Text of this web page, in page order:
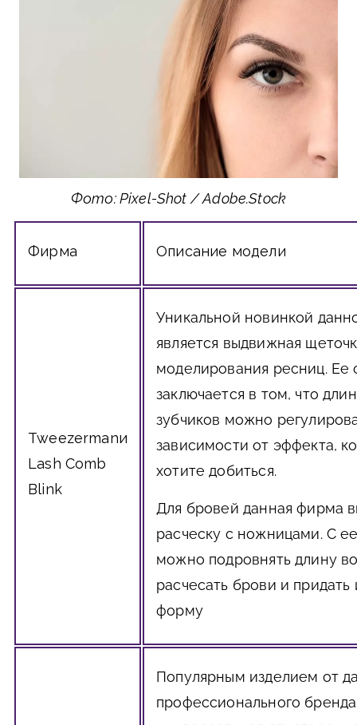
Фото: Pixel-Shot / Adobe.Stock
Фирма Описание модели
Tweezermanи
Lash Comb
Blink
Уникальной новинкой
является выдвижная
моделирования ресниц. Ее
заключается в том, что
зубчиков можно
зависимости от эффекта,
хотите добиться.
Для бровей данная фирма
расческу с ножницами. С
можно подровнять длину
расчесать брови и
форму
Популярным изделием от
профессионального бренда